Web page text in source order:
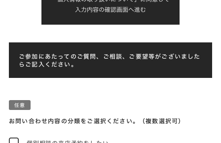
入力内容の確認画面へ進む
ご参加にあたってのご質問、ご相談、ご要望等がございました
らご記入ください。
お問い合わせ内容の分類をご選択ください。（複数選択可）